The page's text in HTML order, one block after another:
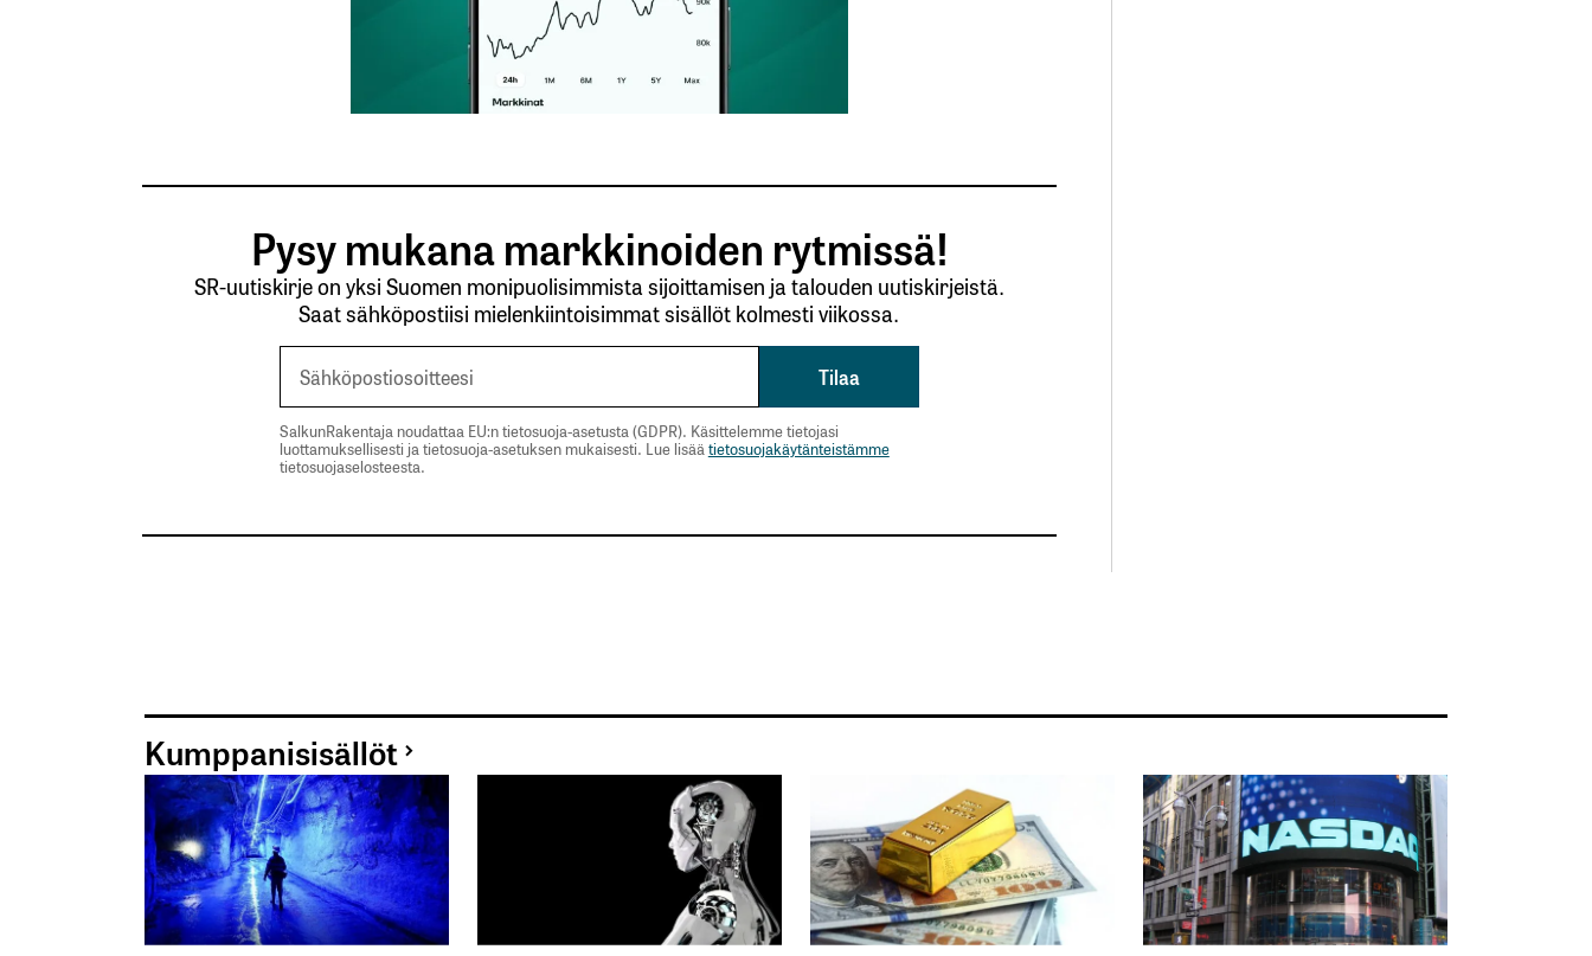
Pysy mukana markkinoiden rytmissä!
SR-uutiskirje on yksi Suomen monipuolisimmista sijoittamisen ja talouden uutiskirjeistä.
Saat sähköpostiisi mielenkiintoisimmat sisällöt kolmesti viikossa.
SalkunRakentaja noudattaa EU:n tietosuoja-asetusta (GDPR). Käsittelemme tietojasi
luottamuksellisesti ja tietosuoja-asetuksen mukaisesti. Lue lisää tietosuojakäytänteistämme
tietosuojaselosteesta.
Kumppanisisällöt